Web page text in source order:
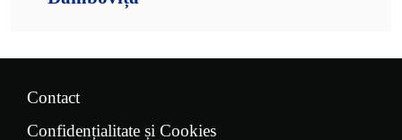
Contact
Confidențialitate și Cookies